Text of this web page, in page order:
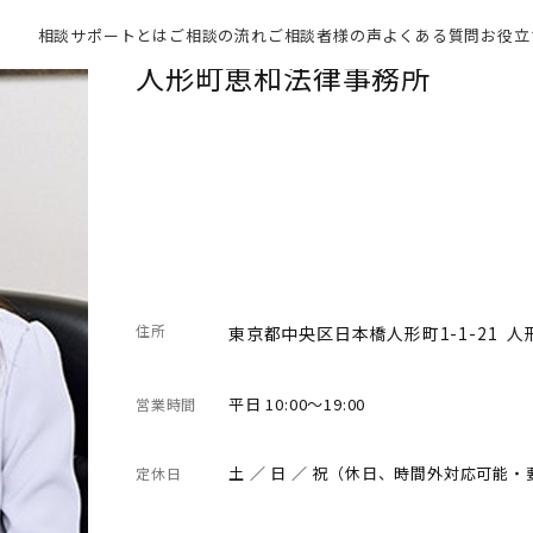
相談サポートとは ご相談の流れご相談者様の声よくある質問お役
人形町恵和法律事務所
住所 東京都中央区日本橋人形町1-1-21 人
営業時間 平日 10:00～19:00
定休日 土 ／ 日 ／ 祝（休日、時間外対応可能・